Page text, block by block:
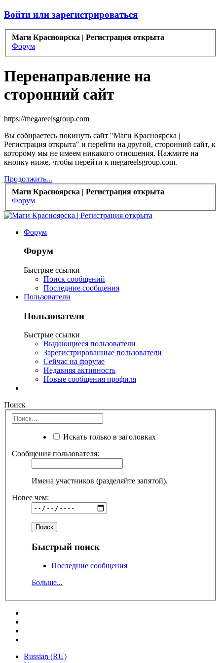
Войти или зарегистрироваться
Маги Красноярска | Регистрация открыта
Форум
Перенаправление на
сторонний сайт
https://megareelsgroup.com
Вы собираетесь покинуть сайт "Маги Красноярска |
Регистрация открыта" и перейти на другой, сторонний сайт, к
которому мы не имеем никакого отношения. Нажмите на
кнопку ниже, чтобы перейти к megareelsgroup.com.
Продолжить...
Маги Красноярска | Регистрация открыта
Форум
Форум
Форум
Быстрые ссылки
Поиск сообщений
Последние сообщения
Пользователи
Пользователи
Быстрые ссылки
Выдающиеся пользователи
Зарегистрированные пользователи
Сейчас на форуме
Недавняя активность
Новые сообщения профиля
Поиск
Искать только в заголовках
Сообщения пользователя:
Имена участников (разделяйте запятой).
Новее чем:
Быстрый поиск
Последние сообщения
Больше...
Russian (RU)